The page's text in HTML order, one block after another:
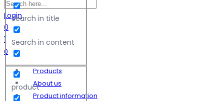
Search in title
Search in content
product
Login
0
1
0
Products
About us
Product information